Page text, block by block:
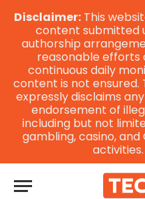
Disclaimer:This
content submitted
authorship
reasonable efforts
continuous daily
content is not ensured.
expressly disclaims
endorsement of
including but not
gambling, casino,
activities.